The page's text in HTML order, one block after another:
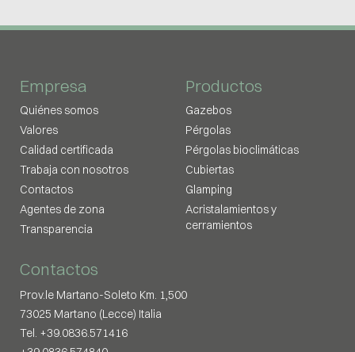
Empresa
Quiénes somos
Valores
Calidad certificada
Trabaja con nosotros
Contactos
Agentes de zona
Transparencia
Productos
Gazebos
Pérgolas
Pérgolas bioclimáticas
Cubiertas
Glamping
Acristalamientos y
cerramientos
Contactos
Prov.le Martano-Soleto Km. 1,500
73025 Martano (Lecce) Italia
Tel. +39.0836.571416